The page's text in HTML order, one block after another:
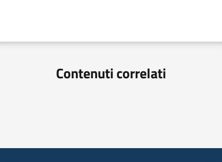
Contenuti correlati